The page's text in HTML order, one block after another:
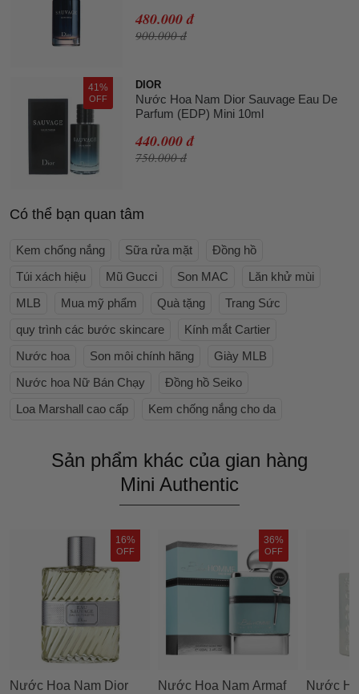
480.000 đ
900.000 đ
41%
OFF
DIOR
Nước Hoa Nam Dior Sauvage Eau De
Parfum (EDP) Mini 10ml
440.000 đ
750.000 đ
Có thể bạn quan tâm
Kem chống nắng Sữa rửa mặt
Đồng hồ
Túi xách hiệu
Mũ Gucci Son MAC
Lăn khử mùi
MLB
Mua mỹ phẩm Quà tặng
Trang Sức
quy trình các bước skincare
Kính mắt Cartier
Nước hoa
Son môi chính hãng
Giày MLB
Nước hoa Nữ Bán Chạy
Đồng hồ Seiko
Loa Marshall cao cấp
Kem chống nắng cho da
Sản phẩm khác của gian hàng
Mini Authentic
16%
OFF
Nước Hoa Nam Dior
36%
OFF
Nước Hoa Nam Armaf Nước